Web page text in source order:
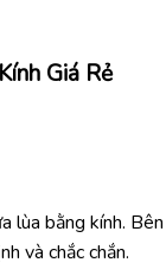
Giá Rẻ
lùa bằng kính. Bên
và chắc chắn.